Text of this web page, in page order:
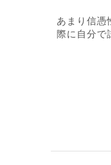
あまり信憑
際に自分で